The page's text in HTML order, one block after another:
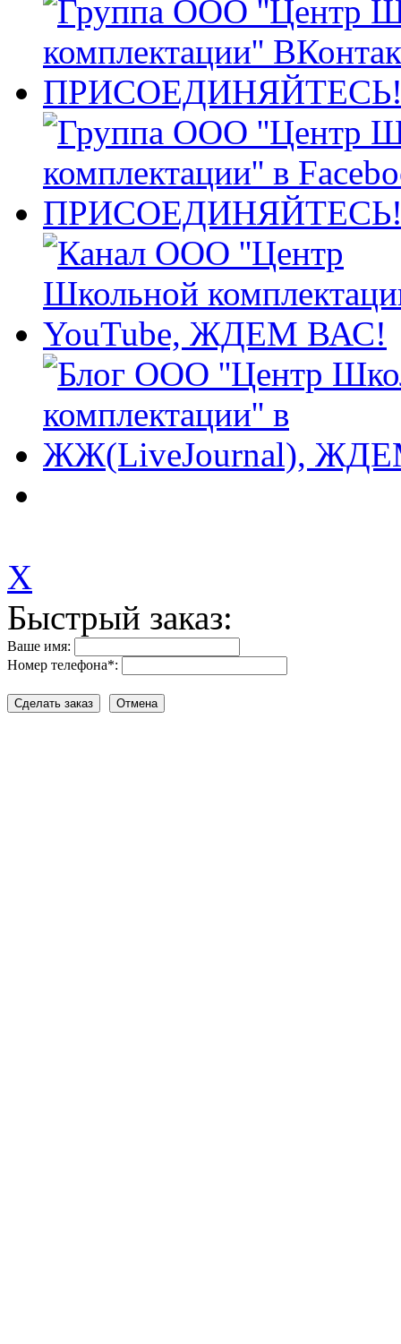
X
Быстрый заказ:
Ваше имя:
Номер телефона*: